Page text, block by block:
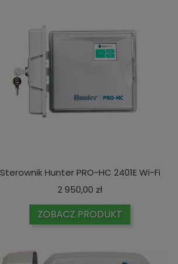
Sterownik Hunter PRO-HC 2401E Wi-Fi
2 950,00 złCena
ZOBACZ PRODUKT